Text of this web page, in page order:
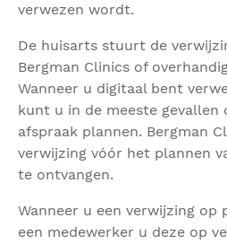
verwezen wordt.
De huisarts stuurt de
Bergman Clinics of
Wanneer u digitaal bent
kunt u in de meeste
afspraak plannen. Bergman
verwijzing vóór het plannen
te ontvangen.
Wanneer u een verwijzing op
een medewerker u deze op